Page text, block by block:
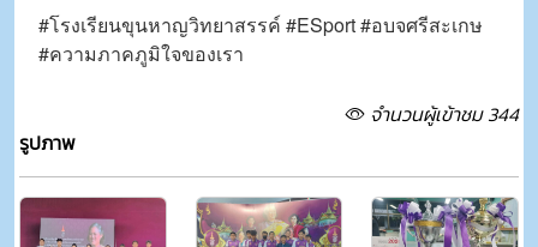
#โรงเรียนขุนหาญวิทยาสรรค์ #ESport #อบจศรีสะเกษ
#ความภาคภูมิใจของเรา
จำนวนผู้เข้าชม 344
รูปภาพ